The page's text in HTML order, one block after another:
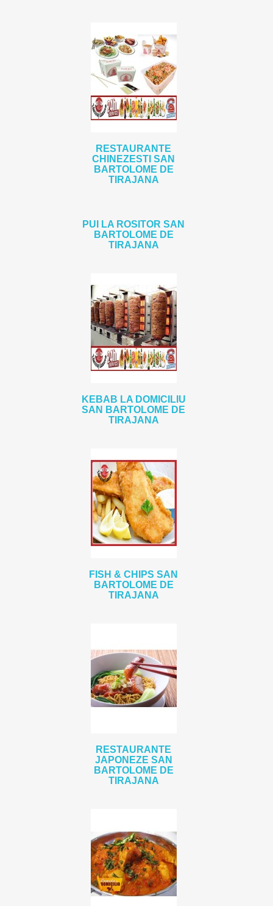
RESTAURANTE
CHINEZESTI SAN
BARTOLOME DE
TIRAJANA
PUI LA ROSITOR SAN
BARTOLOME DE
TIRAJANA
KEBAB LA DOMICILIU
SAN BARTOLOME DE
TIRAJANA
FISH & CHIPS SAN
BARTOLOME DE
TIRAJANA
RESTAURANTE
JAPONEZE SAN
BARTOLOME DE
TIRAJANA